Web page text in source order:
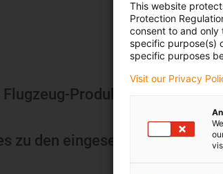
Produktionstechnik,
zu den eingesetzten Produkten
This website
Protection
consent to and only
specific purpose(s)
specific purposes
Visit our Privacy